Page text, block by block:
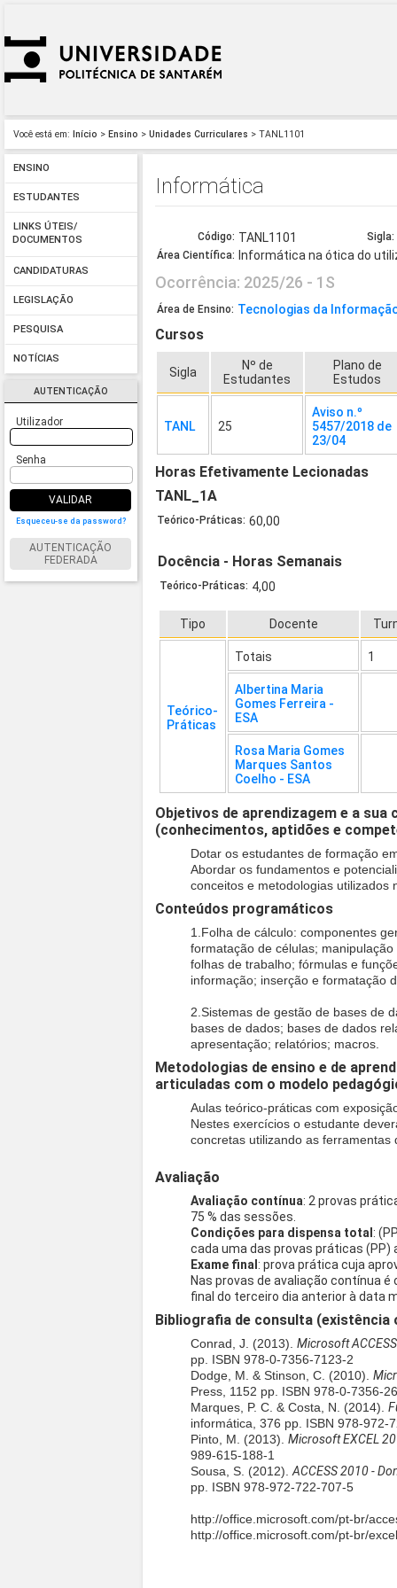
Você está em: Início > Ensino > Unidades Curriculares > TANL1101
ENSINO
ESTUDANTES
LINKS ÚTEIS/
DOCUMENTOS
CANDIDATURAS
LEGISLAÇÃO
PESQUISA
NOTÍCIAS
AUTENTICAÇÃO
Utilizador
Senha
VALIDAR
Esqueceu-se da password?
AUTENTICAÇÃO
FEDERADA
Informática
Código: TANL1101
Sigla:
Área Científica: Informática na ótica do
Ocorrência: 2025/26 - 1S
Área de Ensino: Tecnologias da
Cursos
Sigla
Nº de
Estudantes
Plano de
Estudos
TANL 25
Aviso n.º
5457/2018 de
23/04
Horas Efetivamente Lecionadas
TANL_1A
Teórico-Práticas: 60,00
Docência - Horas Semanais
Teórico-Práticas: 4,00
Tipo Docente
Teórico-
Práticas
Totais 1
Albertina Maria
Gomes Ferreira -
ESA
Rosa Maria Gomes
Marques Santos
Coelho - ESA
Objetivos de aprendizagem e a
(conhecimentos, aptidões e
Dotar os estudantes de formação
Abordar os fundamentos e
conceitos e metodologias
Conteúdos programáticos
1.Folha de cálculo: componentes
formatação de células;
folhas de trabalho; fórmulas e
informação; inserção e formatação
2.Sistemas de gestão de bases de
bases de dados; bases de dados
apresentação; relatórios; macros.
Metodologias de ensino e de
articuladas com o modelo
Aulas teórico-práticas com
Nestes exercícios o estudante
concretas utilizando as ferramentas
Avaliação
Avaliação contínua: 2 provas
75 % das sessões.
Condições para dispensa total :
cada uma das provas práticas (PP)
Exame final : prova prática cuja
Nas provas de avaliação contínua
final do terceiro dia anterior à data
Bibliografia de consulta
Conrad, J. (2013).Microsoft
pp. ISBN 978-0-7356-7123-2
Dodge, M. & Stinson, C. (2010).
Press, 1152 pp. ISBN 978-0-7356-
Marques, P. C. & Costa, N. (2014).
informática, 376 pp. ISBN 978-972-
Pinto, M. (2013).Microsoft EXCEL
989-615-188-1
Sousa, S. (2012).ACCESS 2010 -
pp. ISBN 978-972-722-707-5
http://office.microsoft.com/pt-br/
http://office.microsoft.com/pt-br/